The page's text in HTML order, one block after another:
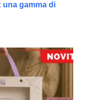
una gamma di